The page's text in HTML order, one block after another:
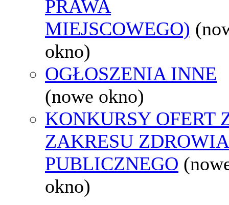
PRAWA
MIEJSCOWEGO)
okno)
OGŁOSZENIA INNE
(nowe okno)
KONKURSY OFERT
ZAKRESU ZDROWIA
PUBLICZNEGO
okno)